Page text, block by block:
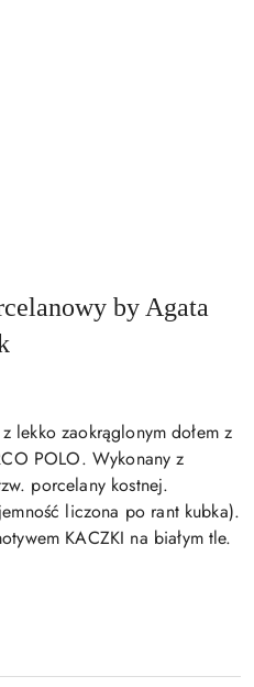
by Agata
lekko zaokrąglonym dołem z
POLO. Wykonany z
porcelany kostnej.
liczona po rant kubka).
KACZKI na białym tle.